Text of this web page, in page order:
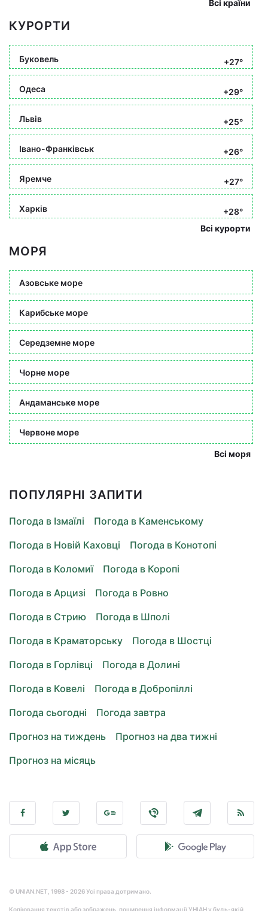
Всі країни
КУРОРТИ
Буковель +27°
Одеса +29°
Львів +25°
Івано-Франківськ +26°
Яремче +27°
Харків
+28°
Всі курорти
МОРЯ
Азовське море
Карибське море
Середземне море
Чорне море
Андаманське море
Червоне море
Всі моря
ПОПУЛЯРНІ ЗАПИТИ
Погода в Ізмаїлі
Погода в Каменському
Погода в Новій Каховці
Погода в Конотопі
Погода в Коломиї
Погода в Коропі
Погода в Арцизі
Погода в Ровно
Погода в Стрию
Погода в Шполі
Погода в Краматорську
Погода в Шостці
Погода в Горлівці
Погода в Долині
Погода в Ковелі
Погода в Добропіллі
Погода сьогодні
Погода завтра
Прогноз на тиждень
Прогноз на два тижні
Прогноз на місяць
© UNIAN.NET, 1998 - 2026 Усі права дотримано.
Копіювання текстів або зображень, поширення інформації УНІАН у будь-якій